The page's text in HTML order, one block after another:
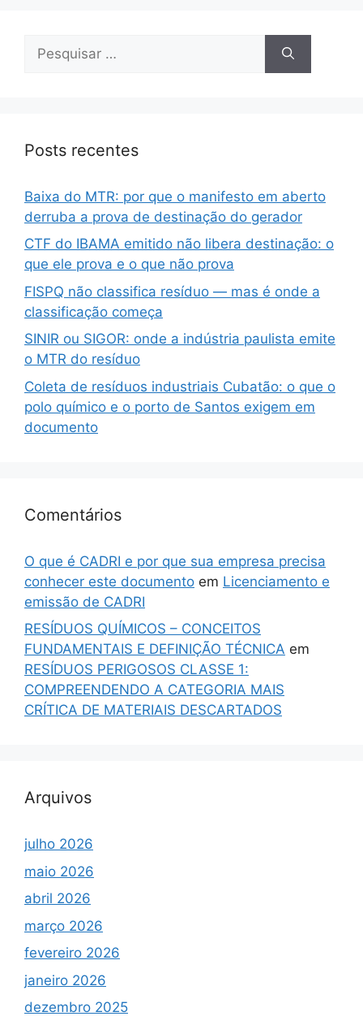
Posts recentes
Baixa do MTR: por que o manifesto em aberto
derruba a prova de destinação do gerador
CTF do IBAMA emitido não libera destinação: o
que ele prova e o que não prova
FISPQ não classifica resíduo — mas é onde a
classificação começa
SINIR ou SIGOR: onde a indústria paulista emite
o MTR do resíduo
Coleta de resíduos industriais Cubatão: o que o
polo químico e o porto de Santos exigem em
documento
Comentários
O que é CADRI e por que sua empresa precisa
conhecer este documento em Licenciamento e
emissão de CADRI
RESÍDUOS QUÍMICOS – CONCEITOS
FUNDAMENTAIS E DEFINIÇÃO TÉCNICA em
RESÍDUOS PERIGOSOS CLASSE 1:
COMPREENDENDO A CATEGORIA MAIS
CRÍTICA DE MATERIAIS DESCARTADOS
Arquivos
julho 2026
maio 2026
abril 2026
março 2026
fevereiro 2026
janeiro 2026
dezembro 2025